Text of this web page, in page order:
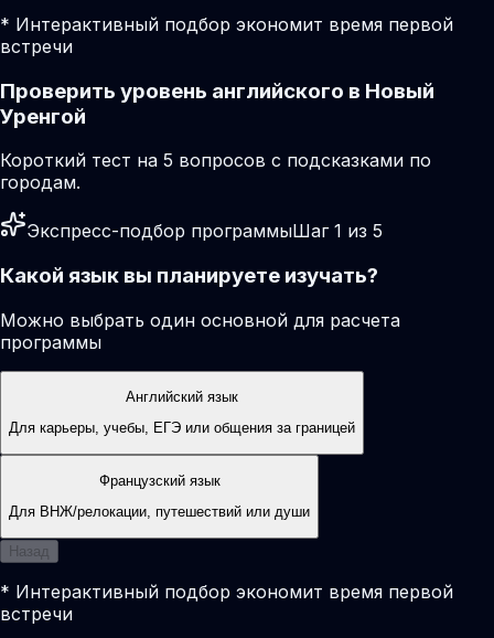
* Интерактивный подбор экономит время первой
встречи
Проверить уровень английского в Новый
Уренгой
Короткий тест на 5 вопросов с подсказками по
городам.
Экспресс-подбор программыШаг 1 из 5
Какой язык вы планируете изучать?
Можно выбрать один основной для расчета
программы
Английский язык
Для карьеры, учебы, ЕГЭ или общения за границей
Французский язык
Для ВНЖ/релокации, путешествий или души
Назад
* Интерактивный подбор экономит время первой
встречи